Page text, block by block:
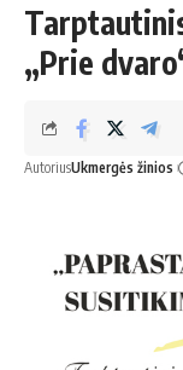
„Prie
AutoriusUkmergės žinios